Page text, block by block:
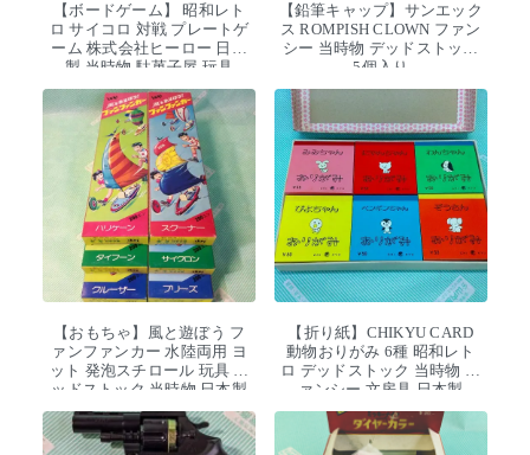
【ボードゲーム】 昭和レト
ロ サイコロ 対戦 プレートゲ
ーム 株式会社ヒーロー 日本
製 当時物 駄菓子屋 玩具
【鉛筆キャップ】サンエック
ス ROMPISH CLOWN ファン
シー 当時物 デッドストック
5個入り
【おもちゃ】風と遊ぼう フ
ァンファンカー 水陸両用 ヨ
ット 発泡スチロール 玩具 デ
ッドストック 当時物 日本製
【折り紙】CHIKYU CARD
動物おりがみ 6種 昭和レト
ロ デッドストック 当時物 フ
ァンシー 文房具 日本製